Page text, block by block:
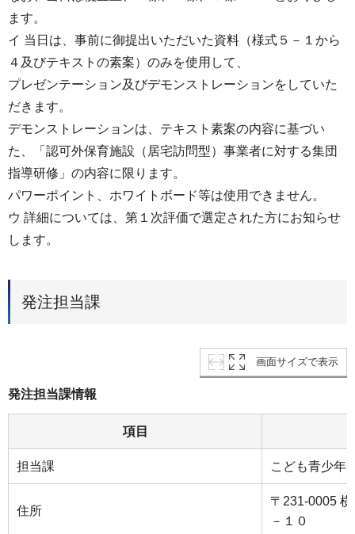
ます。
イ 当日は、事前に御提出いただいた資料（様式５－１から
４及びテキストの素案）のみを使用して、
プレゼンテーション及びデモンストレーションをしていた
だきます。
デモンストレーションは、テキスト素案の内容に基づい
た、「認可外保育施設（居宅訪問型）事業者に対する集団
指導研修」の内容に限ります。
パワーポイント、ホワイトボード等は使用できません。
ウ 詳細については、第１次評価で選定された方にお知らせ
します。
発注担当課
画面サイズで表示
発注担当課情報
項目
担当課 こども青少年
住所
〒231-0005
－１０